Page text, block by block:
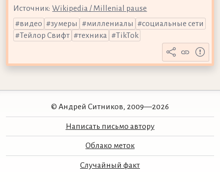
Источник: Wikipedia / Millenial pause
видео
зумеры миллениалы
социальные сети
Тейлор Свифт
техника TikTok
© Андрей Ситников, 2009—2026
Написать письмо автору
Облако меток
Случайный факт